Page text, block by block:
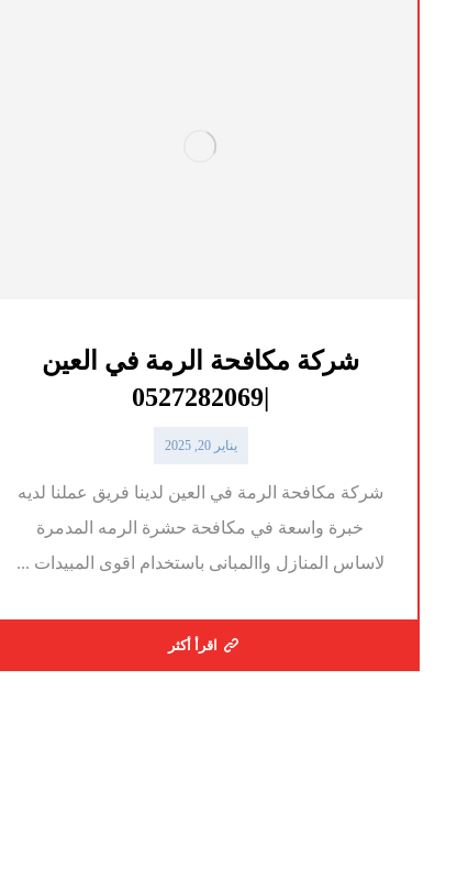
شركة مكافحة الرمة في العين
|0527282069
يناير 20, 2025
شركة مكافحة الرمة في العين لدينا فريق عملنا لديه
خبرة واسعة في مكافحة حشرة الرمه المدمرة
لاساس المنازل واالمبانى باستخدام اقوى المبيدات ...
اقرأ أكثر